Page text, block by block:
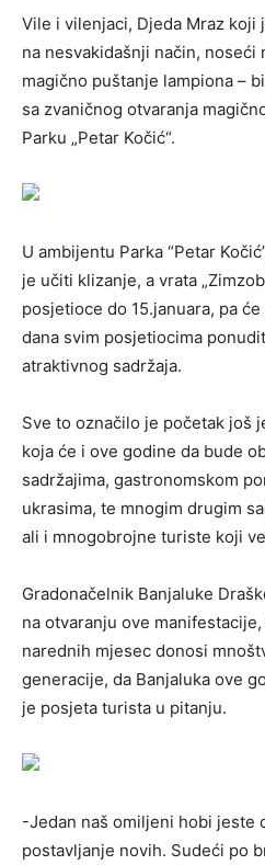
Vile i vilenjaci, Djeda Mraz koji
na nesvakidašnji način, noseći
magično puštanje lampiona –
sa zvaničnog otvaranja
Parku „Petar Kočić“.
U ambijentu Parka “Petar
je učiti klizanje, a vrata
posjetioce do 15.januara, pa
dana svim posjetiocima
atraktivnog sadržaja.
Sve to označilo je početak još
koja će i ove godine da bude
sadržajima, gastronomskom
ukrasima, te mnogim drugim
ali i mnogobrojne turiste koji
Gradonačelnik Banjaluke
na otvaranju ove
narednih mjesec donosi
generacije, da Banjaluka ove
je posjeta turista u pitanju.
-Jedan naš omiljeni hobi jeste
postavljanje novih. Sudeći po